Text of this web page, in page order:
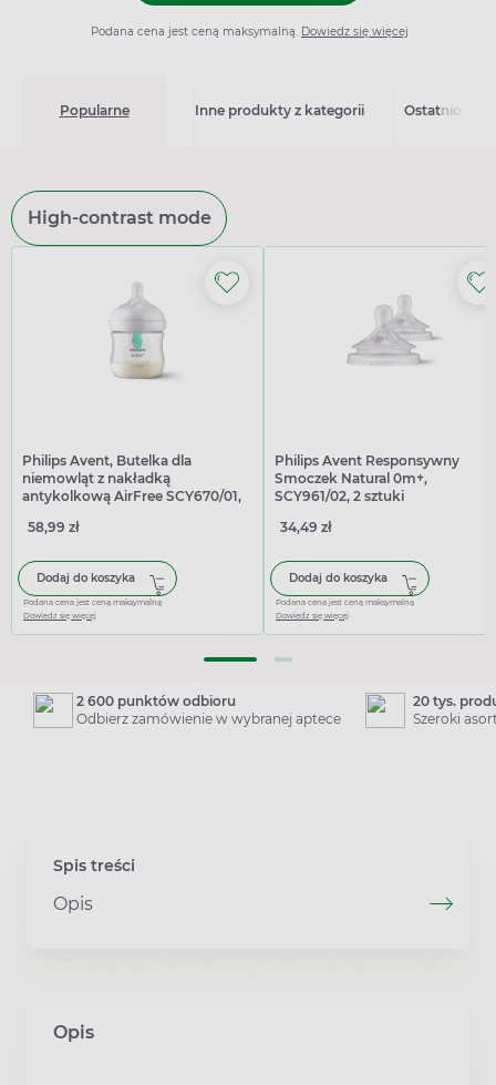
Podana cena jest ceną maksymalną. Dowiedz się więcej
Popularne Inne produkty z kategorii Ostatnio
High-contrast mode
Philips Avent, Butelka dla
niemowląt z nakładką
antykolkową AirFree SCY670/01,
58,99 zł
Dodaj do koszyka
Podana cena jest ceną maksymalną
Dowiedz się więcej
Philips Avent Responsywny
Smoczek Natural 0m+,
SCY961/02, 2 sztuki
34,49 zł
Dodaj do koszyka
Podana cena jest ceną maksymalną
Dowiedz się więcej
2 600 punktów odbioru
Odbierz zamówienie w wybranej aptece
20 tys.
Szeroki
Spis treści
Opis
Opis